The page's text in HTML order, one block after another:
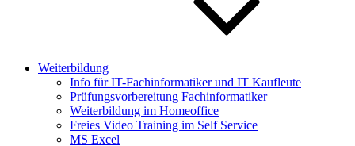
Weiterbildung
Info für IT-Fachinformatiker und IT Kaufleute
Prüfungsvorbereitung Fachinformatiker
Weiterbildung im Homeoffice
Freies Video Training im Self Service
MS Excel